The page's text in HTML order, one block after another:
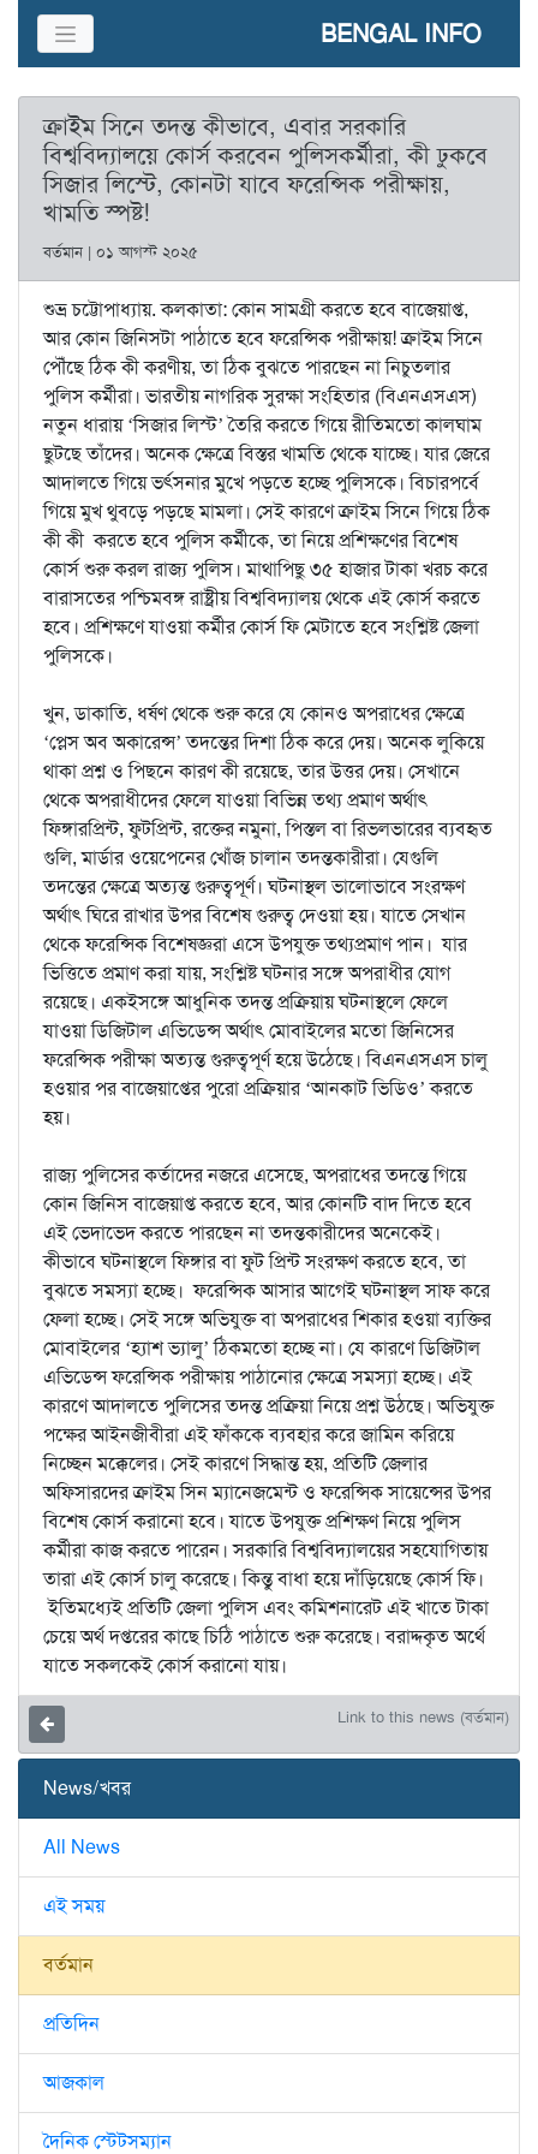
BENGAL INFO
ক্রাইম সিনে তদন্ত কীভাবে, এবার সরকারি
বিশ্ববিদ্যালয়ে কোর্স করবেন পুলিসকর্মীরা, কী ঢুকবে
সিজার লিস্টে, কোনটা যাবে ফরেন্সিক পরীক্ষায়,
খামতি স্পষ্ট!
বর্তমান | ০১ আগস্ট ২০২৫
শুভ্র চট্টোপাধ্যায়. কলকাতা: কোন সামগ্রী করতে হবে বাজেয়াপ্ত,
আর কোন জিনিসটা পাঠাতে হবে ফরেন্সিক পরীক্ষায়! ক্রাইম সিনে
পৌঁছে ঠিক কী করণীয়, তা ঠিক বুঝতে পারছেন না নিচুতলার
পুলিস কর্মীরা। ভারতীয় নাগরিক সুরক্ষা সংহিতার (বিএনএসএস)
নতুন ধারায় ‘সিজার লিস্ট’ তৈরি করতে গিয়ে রীতিমতো কালঘাম
ছুটছে তাঁদের। অনেক ক্ষেত্রে বিস্তর খামতি থেকে যাচ্ছে। যার জেরে
আদালতে গিয়ে ভর্ৎসনার মুখে পড়তে হচ্ছে পুলিসকে। বিচারপর্বে
গিয়ে মুখ থুবড়ে পড়ছে মামলা। সেই কারণে ক্রাইম সিনে গিয়ে ঠিক
কী কী করতে হবে পুলিস কর্মীকে, তা নিয়ে প্রশিক্ষণের বিশেষ
কোর্স শুরু করল রাজ্য পুলিস। মাথাপিছু ৩৫ হাজার টাকা খরচ করে
বারাসতের পশ্চিমবঙ্গ রাষ্ট্রীয় বিশ্ববিদ্যালয় থেকে এই কোর্স করতে
হবে। প্রশিক্ষণে যাওয়া কর্মীর কোর্স ফি মেটাতে হবে সংশ্লিষ্ট জেলা
পুলিসকে।
খুন, ডাকাতি, ধর্ষণ থেকে শুরু করে যে কোনও অপরাধের ক্ষেত্রে
‘প্লেস অব অকারেন্স’ তদন্তের দিশা ঠিক করে দেয়। অনেক লুকিয়ে
থাকা প্রশ্ন ও পিছনে কারণ কী রয়েছে, তার উত্তর দেয়। সেখানে
থেকে অপরাধীদের ফেলে যাওয়া বিভিন্ন তথ্য প্রমাণ অর্থাৎ
ফিঙ্গারপ্রিন্ট, ফুটপ্রিন্ট, রক্তের নমুনা, পিস্তল বা রিভলভারের ব্যবহৃত
গুলি, মার্ডার ওয়েপেনের খোঁজ চালান তদন্তকারীরা। যেগুলি
তদন্তের ক্ষেত্রে অত্যন্ত গুরুত্বপূর্ণ। ঘটনাস্থল ভালোভাবে সংরক্ষণ
অর্থাৎ ঘিরে রাখার উপর বিশেষ গুরুত্ব দেওয়া হয়। যাতে সেখান
থেকে ফরেন্সিক বিশেষজ্ঞরা এসে উপযুক্ত তথ্যপ্রমাণ পান। যার
ভিত্তিতে প্রমাণ করা যায়, সংশ্লিষ্ট ঘটনার সঙ্গে অপরাধীর যোগ
রয়েছে। একইসঙ্গে আধুনিক তদন্ত প্রক্রিয়ায় ঘটনাস্থলে ফেলে
যাওয়া ডিজিটাল এভিডেন্স অর্থাৎ মোবাইলের মতো জিনিসের
ফরেন্সিক পরীক্ষা অত্যন্ত গুরুত্বপূর্ণ হয়ে উঠেছে। বিএনএসএস চালু
হওয়ার পর বাজেয়াপ্তের পুরো প্রক্রিয়ার ‘আনকাট ভিডিও’ করতে
হয়।
রাজ্য পুলিসের কর্তাদের নজরে এসেছে, অপরাধের তদন্তে গিয়ে
কোন জিনিস বাজেয়াপ্ত করতে হবে, আর কোনটি বাদ দিতে হবে
এই ভেদাভেদ করতে পারছেন না তদন্তকারীদের অনেকেই।
কীভাবে ঘটনাস্থলে ফিঙ্গার বা ফুট প্রিন্ট সংরক্ষণ করতে হবে, তা
বুঝতে সমস্যা হচ্ছে। ফরেন্সিক আসার আগেই ঘটনাস্থল সাফ করে
ফেলা হচ্ছে। সেই সঙ্গে অভিযুক্ত বা অপরাধের শিকার হওয়া ব্যক্তির
মোবাইলের ‘হ্যাশ ভ্যালু’ ঠিকমতো হচ্ছে না। যে কারণে ডিজিটাল
এভিডেন্স ফরেন্সিক পরীক্ষায় পাঠানোর ক্ষেত্রে সমস্যা হচ্ছে। এই
কারণে আদালতে পুলিসের তদন্ত প্রক্রিয়া নিয়ে প্রশ্ন উঠছে। অভিযুক্ত
পক্ষের আইনজীবীরা এই ফাঁককে ব্যবহার করে জামিন করিয়ে
নিচ্ছেন মক্কেলের। সেই কারণে সিদ্ধান্ত হয়, প্রতিটি জেলার
অফিসারদের ক্রাইম সিন ম্যানেজমেন্ট ও ফরেন্সিক সায়েন্সের উপর
বিশেষ কোর্স করানো হবে। যাতে উপযুক্ত প্রশিক্ষণ নিয়ে পুলিস
কর্মীরা কাজ করতে পারেন। সরকারি বিশ্ববিদ্যালয়ের সহযোগিতায়
তারা এই কোর্স চালু করেছে। কিন্তু বাধা হয়ে দাঁড়িয়েছে কোর্স ফি।
ইতিমধ্যেই প্রতিটি জেলা পুলিস এবং কমিশনারেট এই খাতে টাকা
চেয়ে অর্থ দপ্তরের কাছে চিঠি পাঠাতে শুরু করেছে। বরাদ্দকৃত অর্থে
যাতে সকলকেই কোর্স করানো যায়।
Link to this news (বর্তমান)
News/খবর
All News
এই সময়
বর্তমান
প্রতিদিন
আজকাল
দৈনিক স্টেটসম্যান